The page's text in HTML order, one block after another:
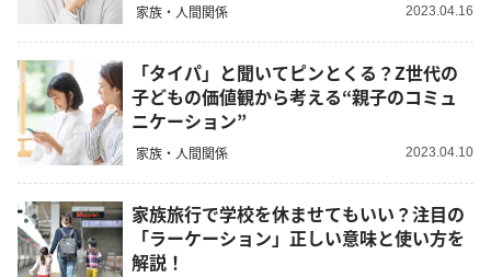
家族・人間関係 2023.04.16
「タイパ」と聞いてピンとくる？Z世代の
子どもの価値観から考える“親子のコミュ
ニケーション”
家族・人間関係 2023.04.10
家族旅行で学校を休ませてもいい？注目の
「ラーケーション」正しい意味と使い方を
解説！